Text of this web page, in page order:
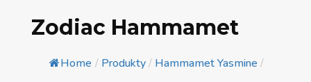
Zodiac Hammamet
Home / Produkty/ Hammamet Yasmine /